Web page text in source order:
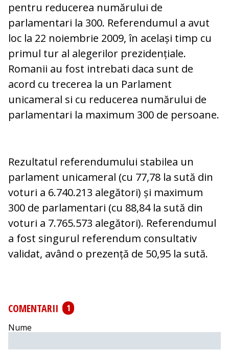
pentru reducerea numărului de
parlamentari la 300. Referendumul a avut
loc la 22 noiembrie 2009, în același timp cu
primul tur al alegerilor prezidențiale.
Romanii au fost intrebati daca sunt de
acord cu trecerea la un Parlament
unicameral si cu reducerea numărului de
parlamentari la maximum 300 de persoane.
Rezultatul referendumului stabilea un
parlament unicameral (cu 77,78 la sută din
voturi a 6.740.213 alegători) și maximum
300 de parlamentari (cu 88,84 la sută din
voturi a 7.765.573 alegători). Referendumul
a fost singurul referendum consultativ
validat, având o prezență de 50,95 la sută.
COMENTARII
1
Nume